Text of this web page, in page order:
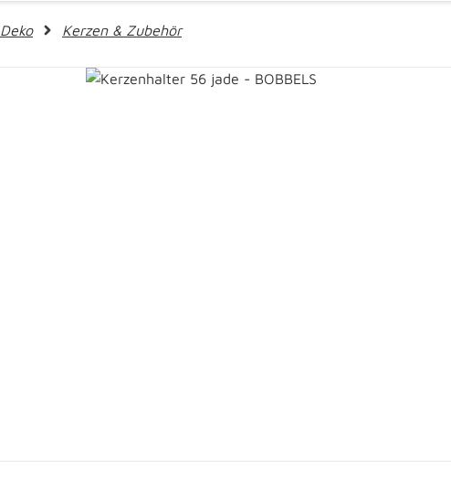
Deko Kerzen & Zubehör